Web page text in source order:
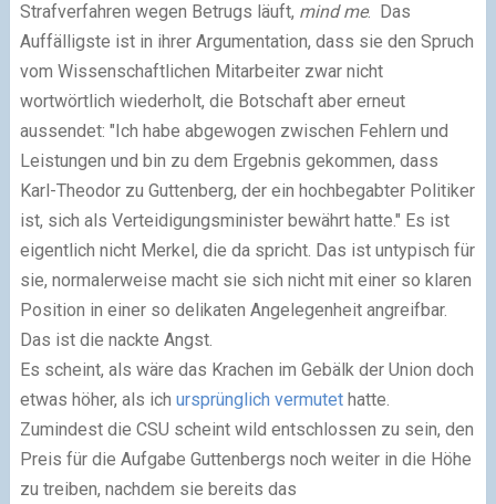
Strafverfahren wegen Betrugs läuft, mind me. Das
Auffälligste ist in ihrer Argumentation, dass sie den Spruch
vom Wissenschaftlichen Mitarbeiter zwar nicht
wortwörtlich wiederholt, die Botschaft aber erneut
aussendet: "Ich habe abgewogen zwischen Fehlern und
Leistungen und bin zu dem Ergebnis gekommen, dass
Karl-Theodor zu Guttenberg, der ein hochbegabter Politiker
ist, sich als Verteidigungsminister bewährt hatte." Es ist
eigentlich nicht Merkel, die da spricht. Das ist untypisch für
sie, normalerweise macht sie sich nicht mit einer so klaren
Position in einer so delikaten Angelegenheit angreifbar.
Das ist die nackte Angst.
Es scheint, als wäre das Krachen im Gebälk der Union doch
etwas höher, als ich ursprünglich vermutet hatte.
Zumindest die CSU scheint wild entschlossen zu sein, den
Preis für die Aufgabe Guttenbergs noch weiter in die Höhe
zu treiben, nachdem sie bereits das